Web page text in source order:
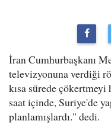
İran Cumhurbaşkanı
televizyonuna verdiği
kısa sürede
saat içinde, Suriye'de
planlamışlardı." dedi.